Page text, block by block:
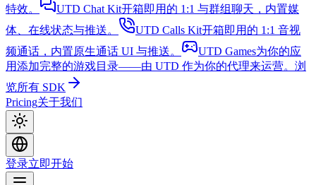
特效。
UTD Chat Kit开箱即用的 1:1 与群组聊天，内置媒
体、在线状态与推送。
UTD Calls Kit开箱即用的 1:1 音视
频通话，内置原生通话 UI 与推送。
UTD Games为你的应
用添加完整的游戏目录——由 UTD 作为你的代理来运营。 浏
览所有 SDK
Pricing关于我们
登录立即开始